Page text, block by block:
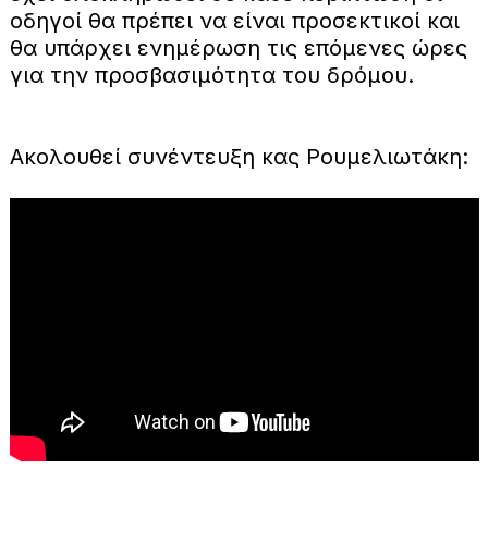
οδηγοί θα πρέπει να είναι προσεκτικοί και
θα υπάρχει ενημέρωση τις επόμενες ώρες
για την προσβασιμότητα του δρόμου.
Ακολουθεί συνέντευξη κας Ρουμελιωτάκη: